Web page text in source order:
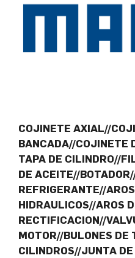
COJINETE AXIAL//
BANCADA//COJINETE
TAPA DE CILINDRO//
DE ACEITE//
REFRIGERANTE//
HIDRAULICOS//AROS
RECTIFICACION//
MOTOR//BULONES DE
CILINDROS//JUNTA